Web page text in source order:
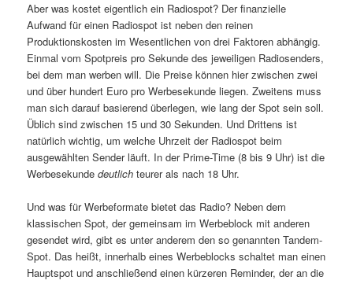
Aber was kostet eigentlich ein Radiospot? Der finanzielle
Aufwand für einen Radiospot ist neben den reinen
Produktionskosten im Wesentlichen von drei Faktoren abhängig.
Einmal vom Spotpreis pro Sekunde des jeweiligen Radiosenders,
bei dem man werben will. Die Preise können hier zwischen zwei
und über hundert Euro pro Werbesekunde liegen. Zweitens muss
man sich darauf basierend überlegen, wie lang der Spot sein soll.
Üblich sind zwischen 15 und 30 Sekunden. Und Drittens ist
natürlich wichtig, um welche Uhrzeit der Radiospot beim
ausgewählten Sender läuft. In der Prime-Time (8 bis 9 Uhr) ist die
Werbesekundedeutlich teurer als nach 18 Uhr.
Und was für Werbeformate bietet das Radio? Neben dem
klassischen Spot, der gemeinsam im Werbeblock mit anderen
gesendet wird, gibt es unter anderem den so genannten Tandem-
Spot. Das heißt, innerhalb eines Werbeblocks schaltet man einen
Hauptspot und anschließend einen kürzeren Reminder, der an die